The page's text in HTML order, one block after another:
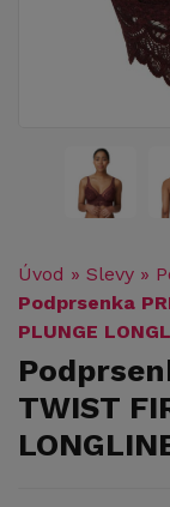
Úvod » Slevy »
Podprsenka
PLUNGE
TWIST